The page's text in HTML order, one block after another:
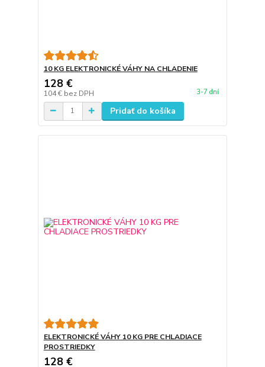
10 KG ELEKTRONICKÉ VÁHY NA CHLADENIE
128 €
104 € bez DPH 3-7 dní
Pridať do košíka
ELEKTRONICKÉ VÁHY 10 KG PRE CHLADIACE
PROSTRIEDKY
128 €